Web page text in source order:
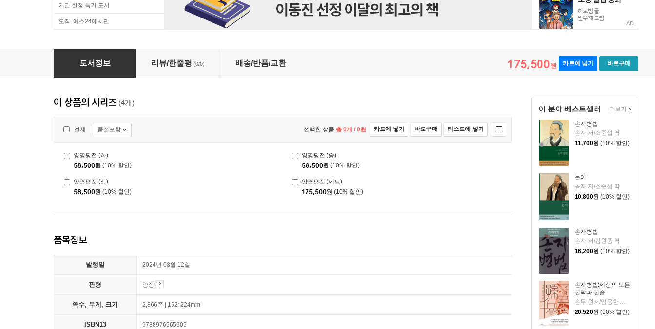
기간 한정 특가 도서
오직, 예스24에서만 AD
양명평전 (세트)
도서정보 리뷰/한줄평 (0/0) 배송/반품/교환 175,500원 카트에 넣기 바로구매
이 분야 베스트셀러
손자병법
손자 저/소준섭 역
11,700원 (10% 할인)
논어
공자 저/소준섭 역
10,800원 (10% 할인)
손자병법
손자 저/김원중 역
16,200원 (10% 할인)
손자병법:세상의 모든
전략과 전술
손무 원저/임용한 편저
20,520원 (10% 할인)
더보기
이 상품의 시리즈 (4개)
전체 품절포함 선택한 상품 총 0개 / 0원 카트에 넣기 바로구매 리스트에 넣기
양명평전 (하)
58,500원 (10% 할인)
양명평전 (중)
58,500원 (10% 할인)
양명평전 (상)
58,500원 (10% 할인)
양명평전 (세트)
175,500원 (10% 할인)
품목정보
발행일 2024년 08월 12일
판형 양장
쪽수, 무게, 크기 2,866쪽 | 152*224mm
ISBN13 9788976965905